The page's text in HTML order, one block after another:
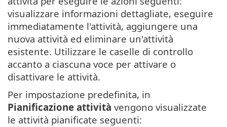
visualizzare informazioni dettagliate, eseguire
immediatamente l'attività, aggiungere una
nuova attività ed eliminare un'attività
esistente. Utilizzare le caselle di controllo
accanto a ciascuna voce per attivare o
disattivare le attività.
Per impostazione predefinita, in
Pianificazione attività vengono visualizzate
le attività pianificate seguenti: